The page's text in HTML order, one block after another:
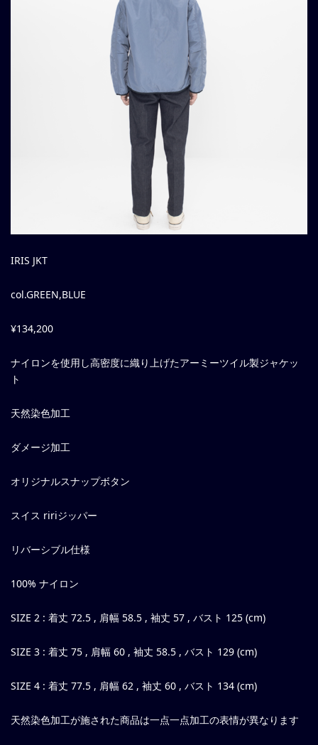
IRIS JKT
col.GREEN,BLUE
¥134,200
ナイロンを使用し高密度に織り上げたアーミーツイル製ジャケッ
ト
天然染色加工
ダメージ加工
オリジナルスナップボタン
スイス ririジッパー
リバーシブル仕様
100% ナイロン
SIZE 2 : 着丈 72.5 , 肩幅 58.5 , 袖丈 57 , バスト 125 (cm)
SIZE 3 : 着丈 75 , 肩幅 60 , 袖丈 58.5 , バスト 129 (cm)
SIZE 4 : 着丈 77.5 , 肩幅 62 , 袖丈 60 , バスト 134 (cm)
天然染色加工が施された商品は一点一点加工の表情が異なります